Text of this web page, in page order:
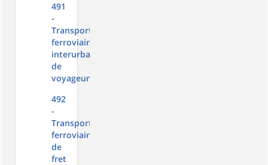
491
-
Transport
ferroviaire
interurbain
de
voyageurs
492
-
Transports
ferroviaires
de
fret